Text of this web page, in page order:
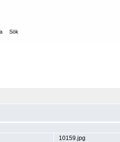
Sök
10159.jpg